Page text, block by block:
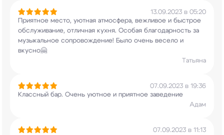
13.09.2023 в 05:20
Приятное место, уютная атмосфера, вежливое и быстрое
обслуживание, отличная кухня. Особая благодарность за
музыкальное сопровождение! Было очень весело и
вкусно🤗
Татьяна
07.09.2023 в 19:36
Классный бар. Очень уютное и приятное заведение
Адам
07.09.2023 в 11:13